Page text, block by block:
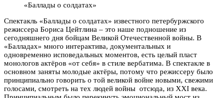
«Баллады о солдатах»
Спектакль «Баллады о солдатах» известного петербуржского
режиссера Бориса Цейтлина – это наше подношение из
сегодняшнего дня бойцам Великой Отечественной войны. В
«Балладах» много интерактива, документальных и
одновременно исповедальных моментов, есть целый пласт
монологов актёров «от себя» в стиле вербатима. В спектакле в
основном заняты молодые актёры, потому что режиссеру было
принципиально говорить о той великой войне новыми, свежими
голосами, смотреть на тех людей войны отсюда, из ХХI века.